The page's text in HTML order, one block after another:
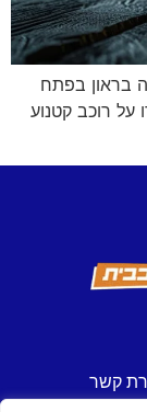
בראון בפתח
על רוכב קטנוע
קשר